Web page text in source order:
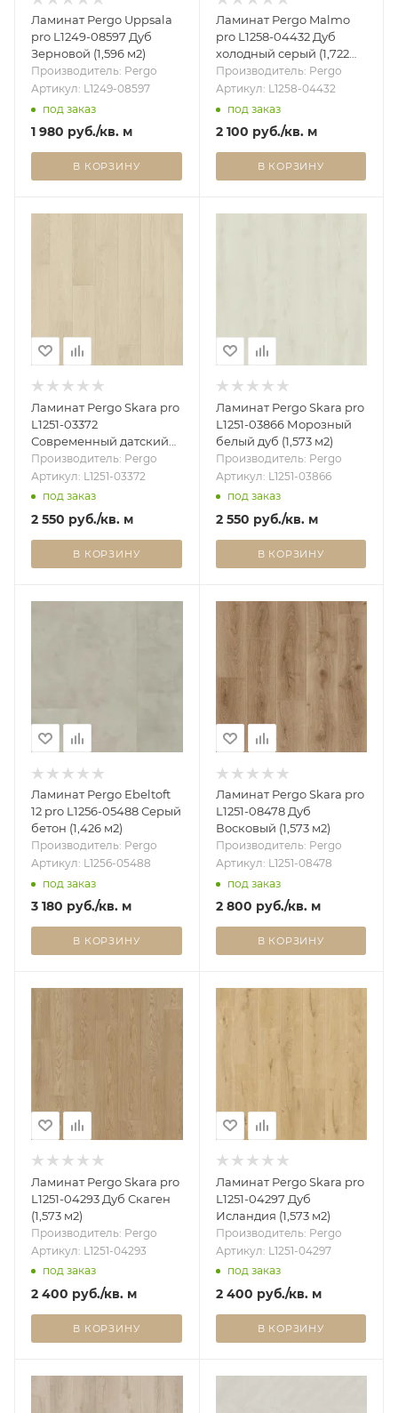
Ламинат Pergo Uppsala
pro L1249-08597 Дуб
Зерновой (1,596 м2)
Производитель: Pergo
Артикул: L1249-08597
под заказ
1 980 руб./кв. м
В КОРЗИНУ
Ламинат Pergo Malmo
pro L1258-04432 Дуб
холодный серый (1,722
м2)
Производитель: Pergo
Артикул: L1258-04432
под заказ
2 100 руб./кв. м
В КОРЗИНУ
Ламинат Pergo Skara pro
L1251-03372
Современный датский
дуб (1,573 м2)
Производитель: Pergo
Артикул: L1251-03372
под заказ
2 550 руб./кв. м
В КОРЗИНУ
Ламинат Pergo Skara pro
L1251-03866 Морозный
белый дуб (1,573 м2)
Производитель: Pergo
Артикул: L1251-03866
под заказ
2 550 руб./кв. м
В КОРЗИНУ
Ламинат Pergo Ebeltoft
12 pro L1256-05488 Серый
бетон (1,426 м2)
Производитель: Pergo
Артикул: L1256-05488
под заказ
3 180 руб./кв. м
В КОРЗИНУ
Ламинат Pergo Skara pro
L1251-08478 Дуб
Восковый (1,573 м2)
Производитель: Pergo
Артикул: L1251-08478
под заказ
2 800 руб./кв. м
В КОРЗИНУ
Ламинат Pergo Skara pro
L1251-04293 Дуб Скаген
(1,573 м2)
Производитель: Pergo
Артикул: L1251-04293
под заказ
2 400 руб./кв. м
В КОРЗИНУ
Ламинат Pergo Skara pro
L1251-04297 Дуб
Исландия (1,573 м2)
Производитель: Pergo
Артикул: L1251-04297
под заказ
2 400 руб./кв. м
В КОРЗИНУ